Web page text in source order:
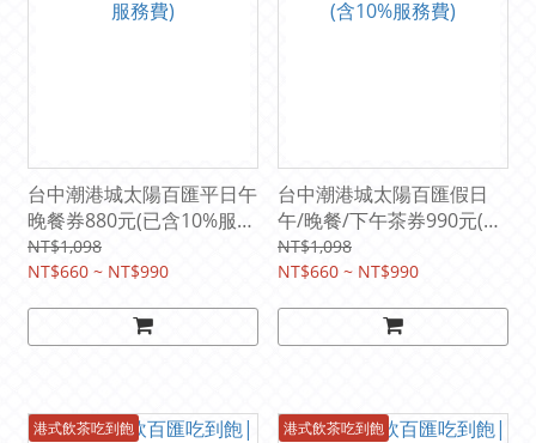
台中潮港城太陽百匯平日午
晚餐券880元(已含10%服務
費)
NT$1,098
NT$660 ~ NT$990
台中潮港城太陽百匯假日
午/晚餐/下午茶券990元(含
10%服務費)
NT$1,098
NT$660 ~ NT$990
港式飲茶吃到飽 港式飲茶吃到飽